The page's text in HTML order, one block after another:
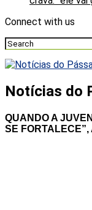
Connect with us
Notícias do
QUANDO A
SE